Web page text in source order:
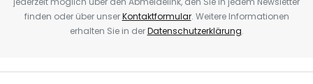
finden oder über unserKontaktformular. Weitere Informationen
erhalten Sie in derDatenschutzerklärung.